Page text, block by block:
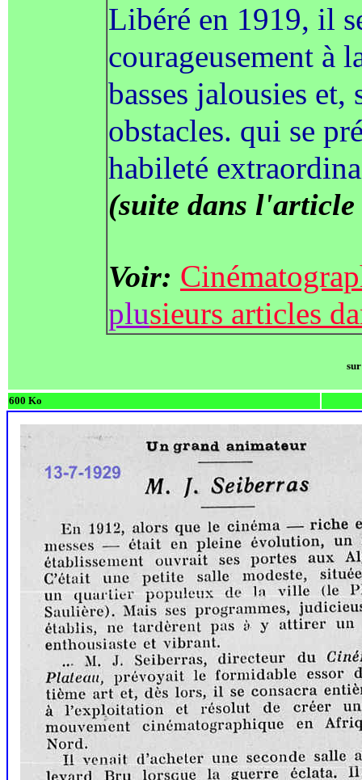
Libéré en 1919, il
courageusement à
basses jalousies
obstacles. qui se
habileté
(suite dans l'article
Voir:
plusieurs articles
600 Ko